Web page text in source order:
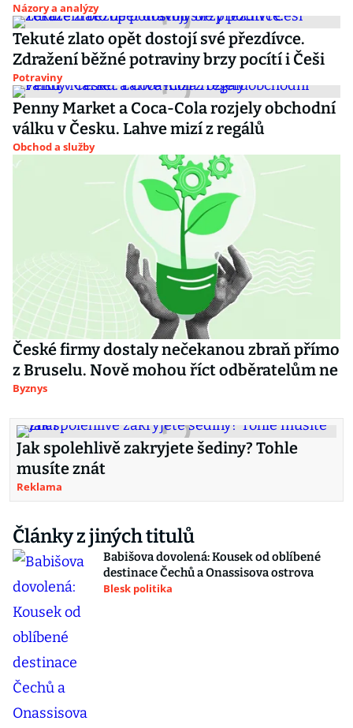
Názory a analýzy
Tekuté zlato opět dostojí své přezdívce.
Zdražení běžné potraviny brzy pocítí i Češi
Potraviny
Penny Market a Coca-Cola rozjely obchodní
válku v Česku. Lahve mizí z regálů
Obchod a služby
České firmy dostaly nečekanou zbraň přímo
z Bruselu. Nově mohou říct odběratelům ne
Byznys
Jak spolehlivě zakryjete šediny? Tohle
musíte znát
Reklama
Články z jiných titulů
Babišova dovolená: Kousek od oblíbené
destinace Čechů a Onassisova ostrova
Blesk politika